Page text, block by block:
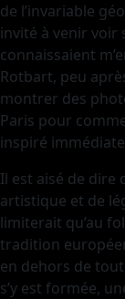
de l’invariable
invité à venir voir
connaissaient
Rotbart, peu
montrer des
Paris pour
inspiré
Il est aisé de dire
artistique et de
limiterait qu’au
tradition
en dehors de
s’y est formée,